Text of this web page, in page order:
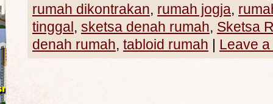
rumah dikontrakan, rumah jogja,
tinggal, sketsa denah rumah, Sketsa
denah rumah, tabloid rumah | Leave